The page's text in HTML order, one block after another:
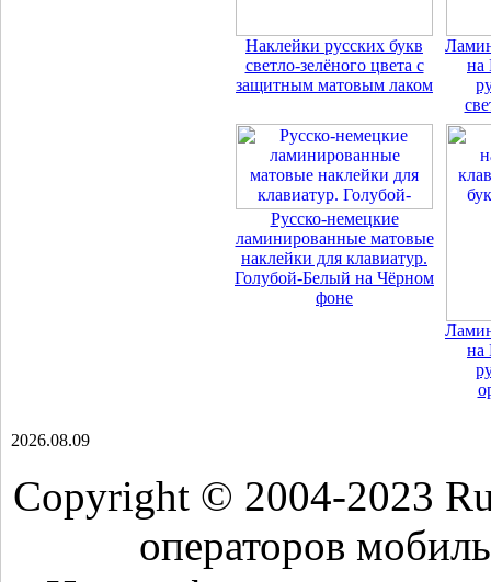
Наклейки русских букв
светло-зелёного цвета с
защитным матовым лаком
на
Русско-немецкие
ламинированные матовые
наклейки для клавиатур.
Голубой-Белый на Чёрном
фоне
на
2026.08.09
Copyright © 2004-2023
операторов